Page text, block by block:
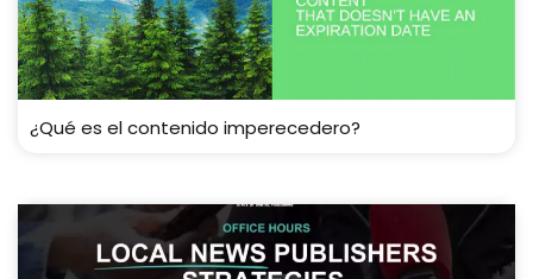
¿Qué es el contenido imperecedero?